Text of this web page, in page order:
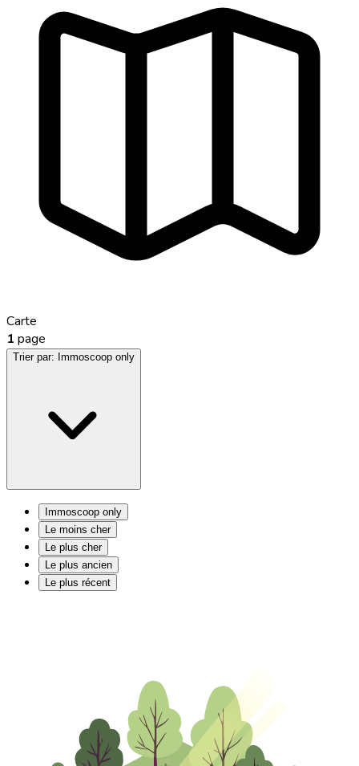
Carte
1 page
Trier par: Immoscoop only
Immoscoop only
Le moins cher
Le plus cher
Le plus ancien
Le plus récent